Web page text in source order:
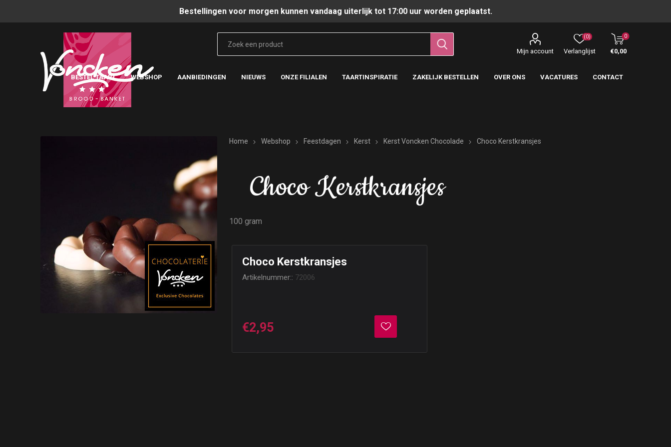
Bestellingen voor morgen kunnen vandaag uiterlijk tot 17:00 uur worden geplaatst.
Mijn account Verlanglijst
(0) 0
€0,00
BESTEL TAART WEBSHOP AANBIEDINGEN NIEUWS ONZE FILIALEN TAARTINSPIRATIE ZAKELIJK BESTELLEN OVER ONS VACATURES CONTACT
Home Webshop Feestdagen Kerst Kerst Voncken Chocolade Choco Kerstkransjes
Choco Kerstkransjes
100 gram
Choco Kerstkransjes
Artikelnummer:: 72006
€2,95